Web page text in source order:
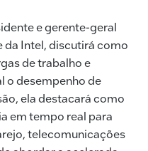
e gerente-geral
da Intel, discutirá como
de trabalho e
o desempenho de
ela destacará como
em tempo real para
telecomunicações